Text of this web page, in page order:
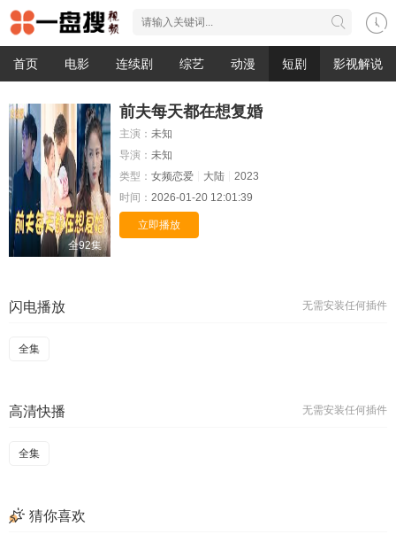
首页 电影 连续剧 综艺 动漫 短剧 影视解说
全92集
前夫每天都在想复婚
主演： 未知
导演： 未知
类型： 女频恋爱 大陆
2023
时间： 2026-01-20 12:01:39
立即播放
无需安装任何插件
闪电播放
全集
无需安装任何插件
高清快播
全集
猜你喜欢